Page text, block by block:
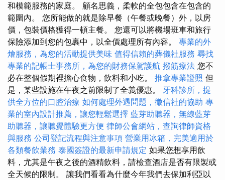
和模範服務的家庭。 顧名思義，柔軟的全包包含在包含的
範圍內。 您所能做的就是除早餐（午餐或晚餐）外，以房
價，包裝價格獲得一頓主餐。 您還可以將機場班車和旅行
保險添加到您的包裹中，以全價處理所有內容。 專業的外
燴服務，為您的活動提供美味 值得信賴的葬儀社服務 尋找
專業的記帳士事務所，為您的財務保駕護航 撥筋療法 您不
必在整個假期裡擔心食物，飲料和小吃。 推拿專業證照 但
是，某些設施在午夜之前限制了全義優惠。 牙科診所，提
供全方位的口腔治療 如何處理外遇問題，徵信社的協助 專
業的室內設計推薦，讓您輕鬆選擇 藍芽助聽器，無線藍芽
助聽器，讓聽覺體驗更方便 律師公會網站，查詢律師資格
與服務 公司登記流程與注意事項 營業用冰箱，完美適用於
各類餐飲業務 泰國簽證的最新申請規定 如果您想享用飲
料，尤其是午夜之後的酒精飲料，請檢查酒店是否有限製或
全天候的限制。 讓我們看看為什麼今年我們去保加利亞以